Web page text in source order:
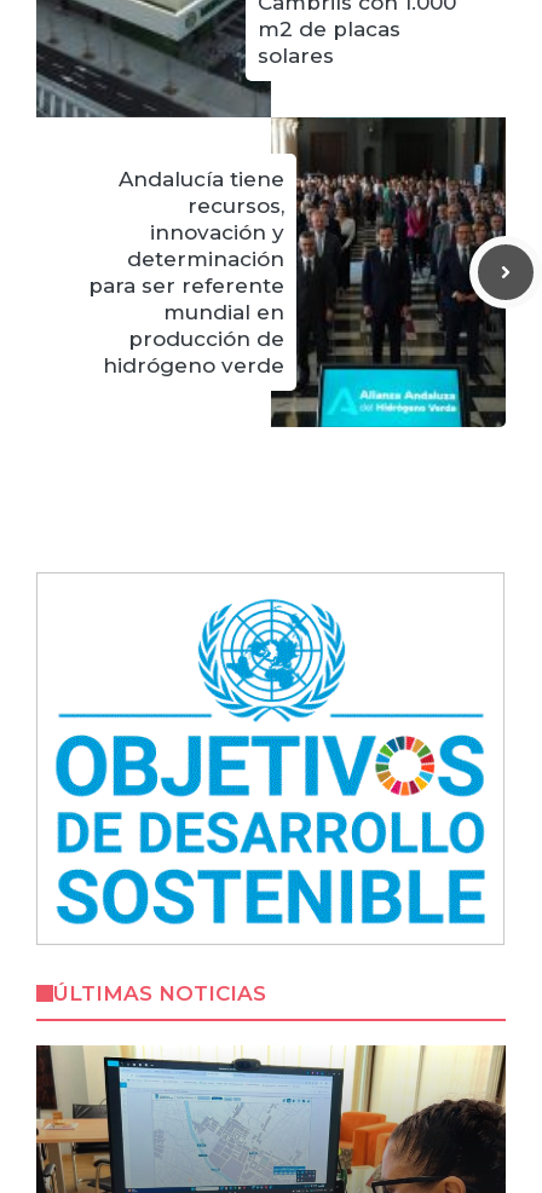
m2 de placas
solares
Andalucía tiene
recursos,
innovación y
determinación
para ser referente
mundial en
producción de
hidrógeno verde
ÚLTIMAS NOTICIAS